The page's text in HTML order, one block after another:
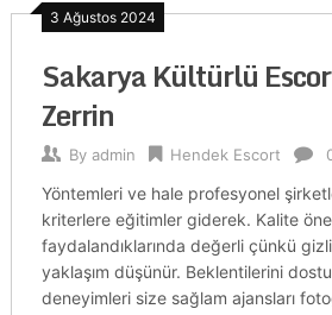
3 Ağustos 2024
Sakarya Kültürlü
Zerrin
By admin Hendek Escort
Yöntemleri ve hale profesyonel
kriterlere eğitimler giderek. Kalite
faydalandıklarında değerli çünkü
yaklaşım düşünür. Beklentilerini
deneyimleri size sağlam ajansları